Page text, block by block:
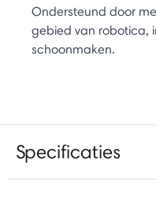
Ondersteund door
gebied van robotica,
schoonmaken.
Specificaties